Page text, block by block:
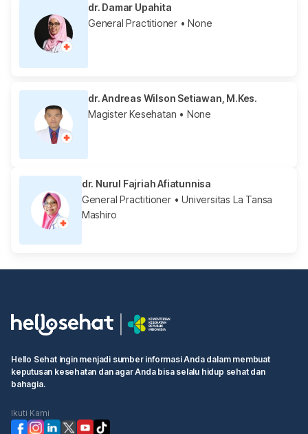
dr. Damar Upahita
General Practitioner • None
dr. Andreas Wilson Setiawan, M.Kes.
Magister Kesehatan • None
dr. Nurul Fajriah Afiatunnisa
General Practitioner• Universitas La Tansa
Mashiro
Hello Sehat ingin menjadi sumber informasi Anda dalam membuat
keputusan kesehatan dan agar Anda bisa selalu hidup sehat dan
bahagia.
Ikuti Kami